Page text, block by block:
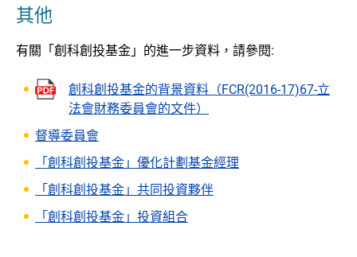
其他
有關「創科創投基金」的進一步資料，請參閱:
創科創投基金的背景資料（FCR(2016-17)67-立
法會財務委員會的文件）
督導委員會
「創科創投基金」優化計劃基金經理
「創科創投基金」共同投資夥伴
「創科創投基金」投資組合